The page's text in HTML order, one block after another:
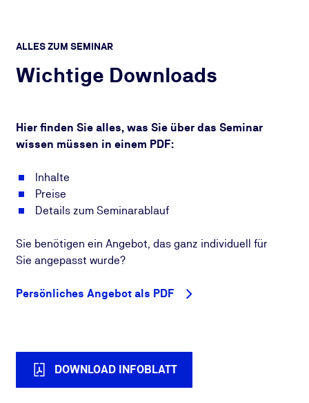
ALLES ZUM SEMINAR
Wichtige Downloads
Hier finden Sie alles, was Sie über das Seminar
wissen müssen in einem PDF:
Inhalte
Preise
Details zum Seminarablauf
Sie benötigen ein Angebot, das ganz individuell für
Sie angepasst wurde?
Persönliches Angebot als PDF
DOWNLOAD INFOBLATT